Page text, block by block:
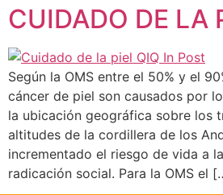
CUIDADO DE LA
Según la OMS entre el 50% y el
cáncer de piel son causados por
la ubicación geográfica sobre los
altitudes de la cordillera de los
incrementado el riesgo de vida a
radicación social. Para la OMS el